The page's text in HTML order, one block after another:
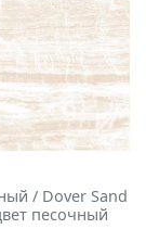
/ Dover Sand
песочный